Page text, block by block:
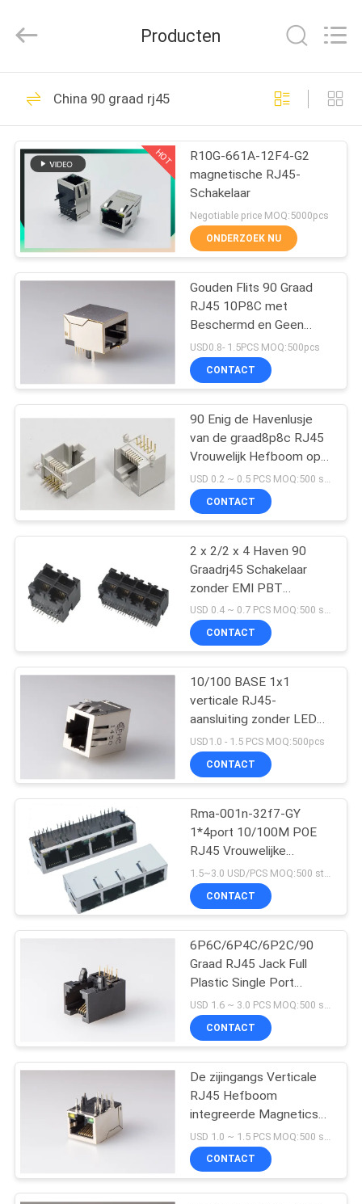
HUIS
PRODUCTEN
ONGEVEER
ONS
FABRIEKSREIS
KWALITEITSCONTROLE
CONTACTEER
ONS
SHOW
SITEMAP
PRIVACY
POLICY
Reserved.
rj45 modulaire Jack
82
De Hefboom van
RJ45 Ethernet
34
Magnetische RJ45-
Hefboom
33
RJ11 RJ45-
Hefboom
21
90 graad rj45
16
SMD RJ45
POE Rj45 Hefboom
10
Producten
China 90 graad rj45
HOT
R10G-661A-12F4-G2
magnetische RJ45-
Schakelaar
Negotiable price MOQ:5000pcs
ONDERZOEK NU
Gouden Flits 90 Graad
RJ45 10P8C met
Beschermd en Geen
leiden, PCB Vrouwelijke
Jack
USD0.8- 1.5PCS MOQ:500pcs
CONTACT
90 Enig de Havenlusje
van de graad8p8c RJ45
Vrouwelijk Hefboom op
PBT-Grijs zonder Oor
CONTACT
2 x 2/2 x 4 Haven 90
Graadrj45 Schakelaar
zonder EMI PBT
Huisvesting
USD 0.4 ~ 0.7 PCS MOQ:500 stuks
CONTACT
10/100 BASE 1x1
verticale RJ45-
aansluiting zonder LED
PHC-netwerkconnector
USD1.0 - 1.5 PCS MOQ:500pcs
CONTACT
Rma-001n-32f7-GY
1*4port 10/100M POE
RJ45 Vrouwelijke
schakelaar met leiden.
De magnetische RJ45
hefboom van PHC
CONTACT
6P6C/6P4C/6P2C/90
Graad RJ45 Jack Full
Plastic Single Port
Vrouwelijk Netwerk
CONTACT
De zijingangs Verticale
RJ45 Hefboom
integreerde Magnetics
10/100/1000
CONTACT